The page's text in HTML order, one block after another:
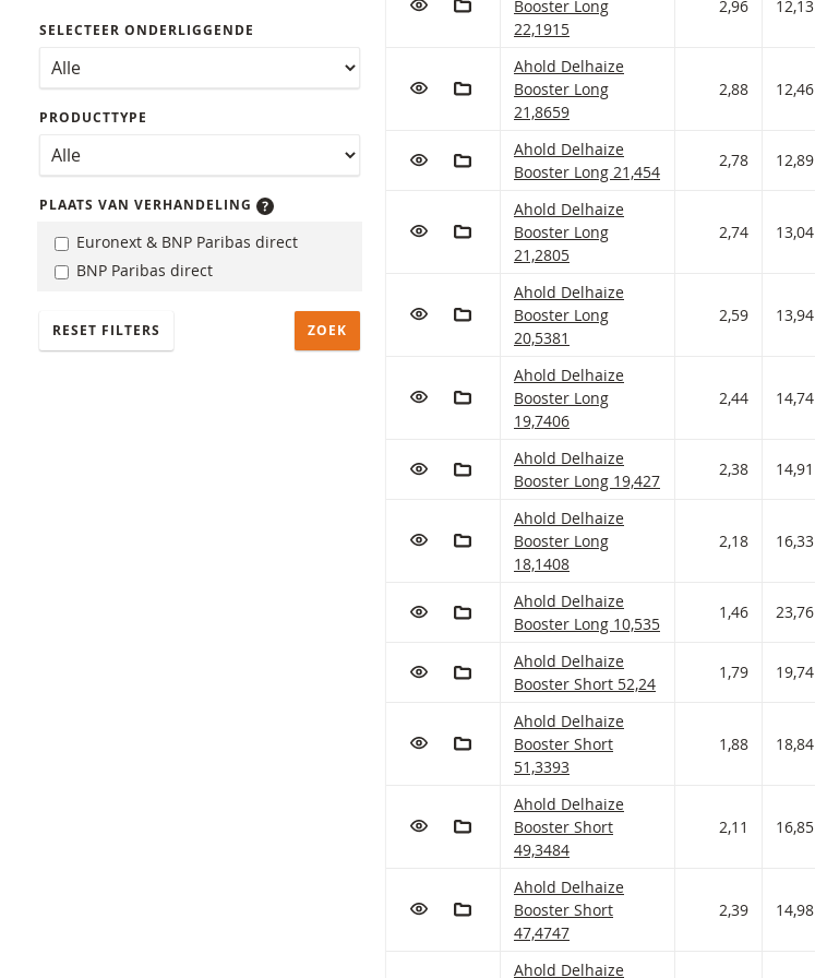
SELECTEER ONDERLIGGENDE
PRODUCTTYPE
PLAATS VAN VERHANDELING
Euronext & BNP Paribas direct
BNP Paribas direct
RESET FILTERS
Booster Long
22,1915
2,96 12,13
VOEG TOE AAN WATCHLIST
AAN PORTFOLIO TOEVOEGEN
Ahold Delhaize Booster met ISIN code:
Ahold Delhaize
Booster Long
21,8659
2,88 12,46
VOEG TOE AAN WATCHLIST
AAN PORTFOLIO TOEVOEGEN
Ahold Delhaize Booster met ISIN code:
Ahold Delhaize
Booster Long 21,454
2,78 12,89
VOEG TOE AAN WATCHLIST
AAN PORTFOLIO TOEVOEGEN
Ahold Delhaize Booster met ISIN code:
Ahold Delhaize
Booster Long
21,2805
2,74 13,04
VOEG TOE AAN WATCHLIST
AAN PORTFOLIO TOEVOEGEN
Ahold Delhaize Booster met ISIN code:
Ahold Delhaize
Booster Long
20,5381
2,59 13,94
VOEG TOE AAN WATCHLIST
AAN PORTFOLIO TOEVOEGEN
Ahold Delhaize Booster met ISIN code:
Ahold Delhaize
Booster Long
19,7406
2,44 14,74
VOEG TOE AAN WATCHLIST
AAN PORTFOLIO TOEVOEGEN
Ahold Delhaize Booster met ISIN code:
Ahold Delhaize
Booster Long 19,427
2,38 14,91
VOEG TOE AAN WATCHLIST
AAN PORTFOLIO TOEVOEGEN
Ahold Delhaize Booster met ISIN code:
Ahold Delhaize
Booster Long
18,1408
2,18 16,33
VOEG TOE AAN WATCHLIST
AAN PORTFOLIO TOEVOEGEN
Ahold Delhaize Booster met ISIN code:
Ahold Delhaize
Booster Long 10,535
1,46 23,76
VOEG TOE AAN WATCHLIST
AAN PORTFOLIO TOEVOEGEN
Ahold Delhaize Booster met ISIN code:
Ahold Delhaize
Booster Short 52,24
1,79 19,74
VOEG TOE AAN WATCHLIST
AAN PORTFOLIO TOEVOEGEN
Ahold Delhaize Booster met ISIN code:
Ahold Delhaize
Booster Short
51,3393
1,88 18,84
VOEG TOE AAN WATCHLIST
AAN PORTFOLIO TOEVOEGEN
Ahold Delhaize Booster met ISIN code:
Ahold Delhaize
Booster Short
49,3484
2,11 16,85
VOEG TOE AAN WATCHLIST
AAN PORTFOLIO TOEVOEGEN
Ahold Delhaize Booster met ISIN code:
Ahold Delhaize
Booster Short
47,4747
2,39 14,98
Ahold Delhaize Booster met ISIN code:
Ahold Delhaize